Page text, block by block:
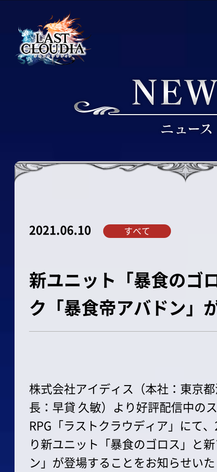
2021.06.10 すべて
新ユニット「暴食のゴ
ク「暴食帝アバドン」
株式会社アイディス（本社：東京
長：早貸 久敏）より好評配信中の
RPG「ラストクラウディア」にて
り新ユニット「暴食のゴロス」と
ン」が登場することをお知らせい